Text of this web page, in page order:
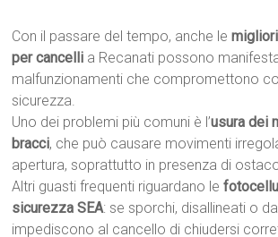
Con il passare del tempo, anche le
per cancelli a Recanati possono
malfunzionamenti che compromettono
sicurezza.
Uno dei problemi più comuni è l’usura dei
bracci, che può causare movimenti
apertura, soprattutto in presenza di
Altri guasti frequenti riguardano le
sicurezza SEA: se sporchi, disallineati o
impediscono al cancello di chiudersi